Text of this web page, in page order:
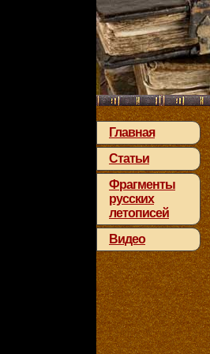
Главная
Статьи
Фрагменты
русских
летописей
Видео